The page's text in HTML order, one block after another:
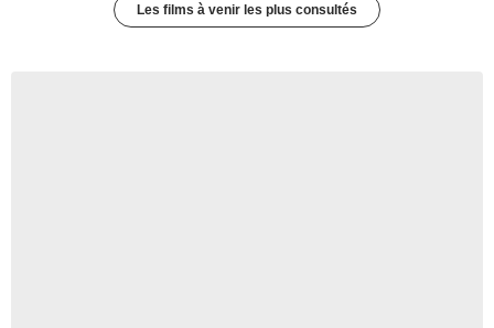
Les films à venir les plus consultés